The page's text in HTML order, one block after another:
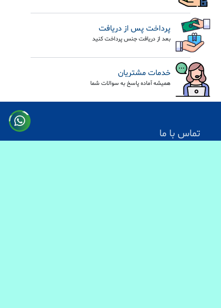
پرداخت پس از دریافت
بعد از دریافت جنس پرداخت کنید
خدمات مشتریان
همیشه آماده پاسخ به سوالات شما
تماس با ما